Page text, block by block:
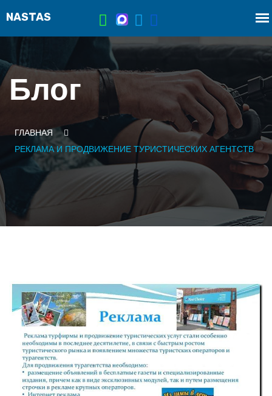
Блог
ГЛАВНАЯ
РЕКЛАМА И ПРОДВИЖЕНИЕ ТУРИСТИЧЕСКИХ АГЕНТСТВ